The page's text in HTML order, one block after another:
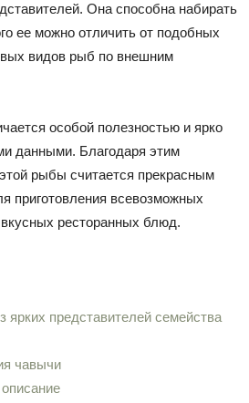
Она способна набирать
ее можно отличить от подобных
видов рыб по внешним
особой полезностью и ярко
данными. Благодаря этим
рыбы считается прекрасным
приготовления всевозможных
ресторанных блюд.
ярких представителей семейства
чавычи